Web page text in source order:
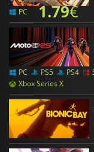
PC 1.79€
PC PS5 PS4
Xbox Series X